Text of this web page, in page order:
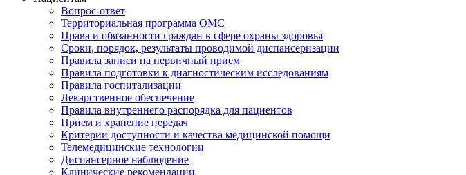
Вопрос-ответ
Территориальная программа ОМС
Права и обязанности граждан в сфере охраны здоровья
Сроки, порядок, результаты проводимой диспансеризации
Правила записи на первичный прием
Правила подготовки к диагностическим исследованиям
Правила госпитализации
Лекарственное обеспечение
Правила внутреннего распорядка для пациентов
Прием и хранение передач
Критерии доступности и качества медицинской помощи
Телемедицинские технологии
Диспансерное наблюдение
Клинические рекомендации